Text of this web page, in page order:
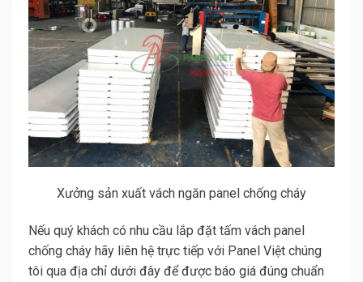
Xưởng sản xuất vách ngăn panel chống cháy
Nếu quý khách có nhu cầu lắp đặt tấm vách panel
chống cháy hãy liên hệ trực tiếp với Panel Việt chúng
tôi qua địa chỉ dưới đây để được báo giá đúng chuẩn